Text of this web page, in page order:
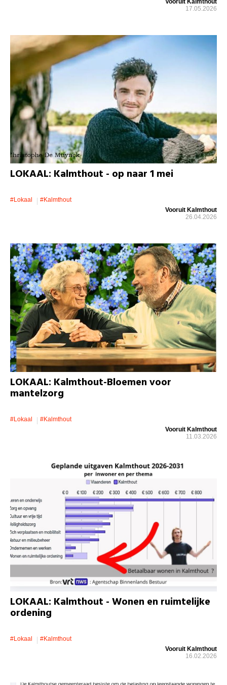
Vooruit Kalmthout
17.05.2026
LOKAAL: Kalmthout - op naar 1 mei
#lokaal
#kalmthout
Vooruit Kalmthout
26.04.2026
LOKAAL: Kalmthout-Bloemen voor
mantelzorg
#lokaal
#kalmthout
Vooruit Kalmthout
11.03.2026
LOKAAL: Kalmthout - Wonen en ruimtelijke
ordening
#lokaal
#kalmthout
Vooruit Kalmthout
16.02.2026